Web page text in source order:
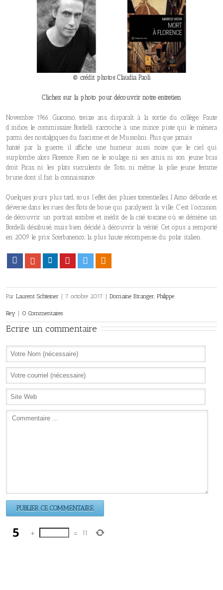
© crédit photos Claudia Paoli
Clichez sur la photo pour découvrir notre entretien
Novembre 1966. Giacomo, treize ans, disparaît à la sortie du collège. Faute
d’indice, le commissaire Bordelli s’accroche à une mince piste qui le mènera
parmi des nostalgiques du fascisme et de Mussolini. Plus que jamais
hanté par la guerre, il affiche une humeur aussi noire que le ciel qui
surplombe alors Florence. Rien ne le soulage, ni ses amis, ni son jeune bras
droit Piras, ni les plats succulents de Toto, ni même la jolie jeune femme
brune dont il fait la connaissance.
Quelques jours plus tard, sous l’effet des pluies torrentielles, l’Arno déborde et
déverse dans les rues des flots de boue qui paralysent la ville. C’est l’occasion
de découvrir un portrait sombre et inédit de la cité toscane où se démène un
Bordelli désabusé, mais bien décidé à découvrir la vérité. Cet opus a remporté
en 2009 le prix Scerbanenco, la plus haute récompense du polar italien.
Facebook Google+
Par Laurent Schteiner 7 octobre 2017 Domaine Etranger, Philippe
Rey 0 Commentaires
Ecrire un commentaire
+ = 11